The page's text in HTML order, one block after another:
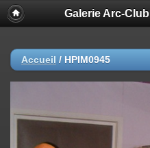
Galerie Arc-
Accueil / HPIM0945